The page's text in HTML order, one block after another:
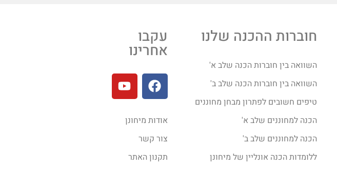
חוברות ההכנה שלנו
השוואה בין חוברות הכנה שלב א'
השוואה בין חוברות הכנה שלב ב'
טיפים חשובים לפתרון מבחן מחוננים
הכנה למחוננים שלב א'
הכנה למחוננים שלב ב'
ללומדות הכנה אונליין של מיחונן
עקבו
אחרינו
אודות מיחונן
צור קשר
תקנון האתר